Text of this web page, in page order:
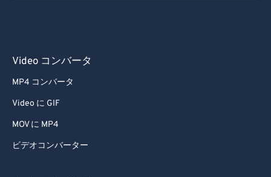
Video コンバータ
MP4 コンバータ
Video に GIF
MOV に MP4
ビデオコンバーター